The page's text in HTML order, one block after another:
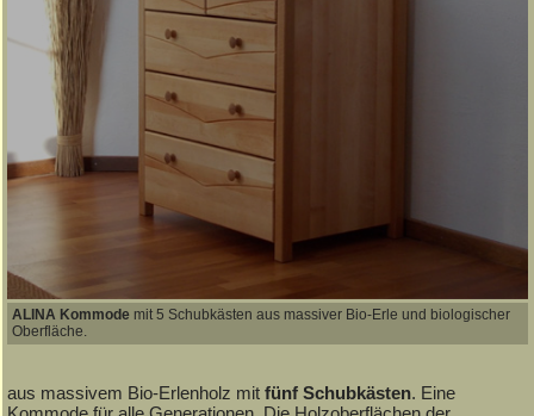
ALINA Kommodemit 5 Schubkästen aus massiver Bio-Erle und biologischer
Oberfläche.
aus massivem Bio-Erlenholz mit fünf Schubkästen. Eine